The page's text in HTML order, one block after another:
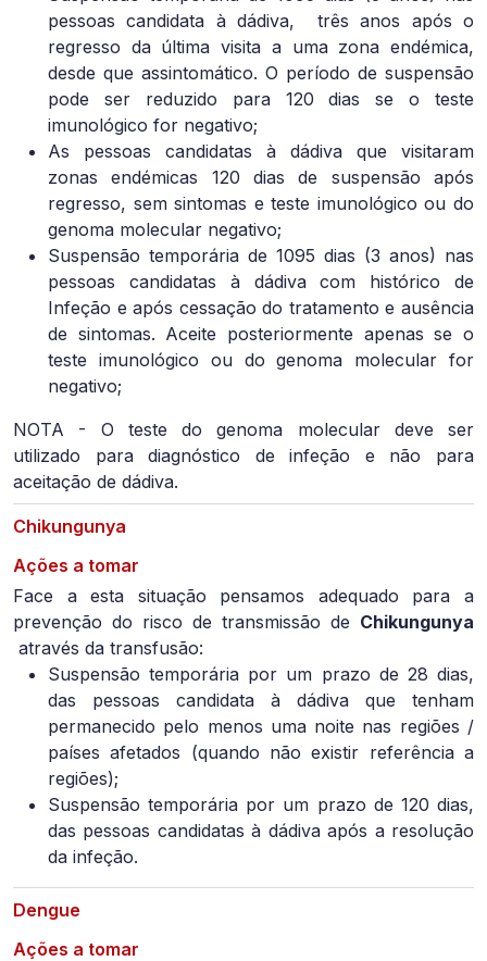
pessoas candidata à dádiva,
três anos após o
regresso da última visita a uma zona endémica,
desde que assintomático. O período de suspensão
pode ser reduzido para 120 dias se o teste
imunológico for negativo;
As pessoas candidatas à dádiva que visitaram
zonas endémicas 120 dias de suspensão após
regresso, sem sintomas e teste imunológico ou do
genoma molecular negativo;
Suspensão temporária de 1095 dias (3 anos) nas
pessoas candidatas à dádiva com histórico de
Infeção e após cessação do tratamento e ausência
de sintomas. Aceite posteriormente apenas se o
teste imunológico ou do genoma molecular for
negativo;
NOTA - O teste do genoma molecular deve ser
utilizado para diagnóstico de infeção e não para
aceitação de dádiva.
Chikungunya
Ações a tomar
Face a esta situação pensamos adequado para a
prevenção do risco de transmissão de Chikungunya
através da transfusão:
Suspensão temporária por um prazo de 28 dias,
das pessoas candidata à dádiva que tenham
permanecido pelo menos uma noite nas regiões /
países afetados (quando não existir referência a
regiões);
Suspensão temporária por um prazo de 120 dias,
das pessoas candidatas à dádiva após a resolução
da infeção.
Dengue
Ações a tomar